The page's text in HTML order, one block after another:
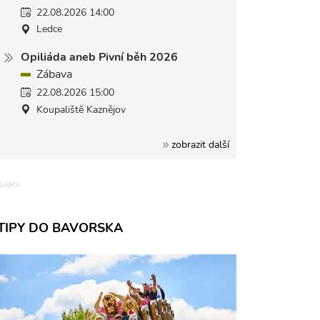
22.08.2026 14:00
Ledce
Opiliáda aneb Pivní běh 2026
Zábava
22.08.2026 15:00
Koupaliště Kaznějov
zobrazit další
DO BAVORSKA